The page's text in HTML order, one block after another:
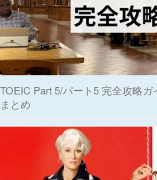
TOEIC Part 5/パート5 完全攻略
まとめ